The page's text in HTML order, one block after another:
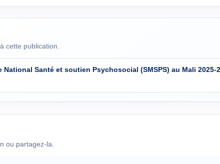
cette publication.
National Santé et soutien Psychosocial (SMSPS) au Mali 2025-
ou partagez-la.